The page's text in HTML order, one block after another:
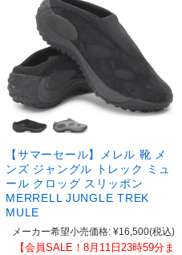
【サマーセール】メレル 靴 メ
ンズ ジャングル トレック ミュ
ール クロッグ スリッポン
MERRELL JUNGLE TREK
MULE
メーカー希望小売価格: ¥16,500(税込)
【会員SALE！8月11日23時59分ま